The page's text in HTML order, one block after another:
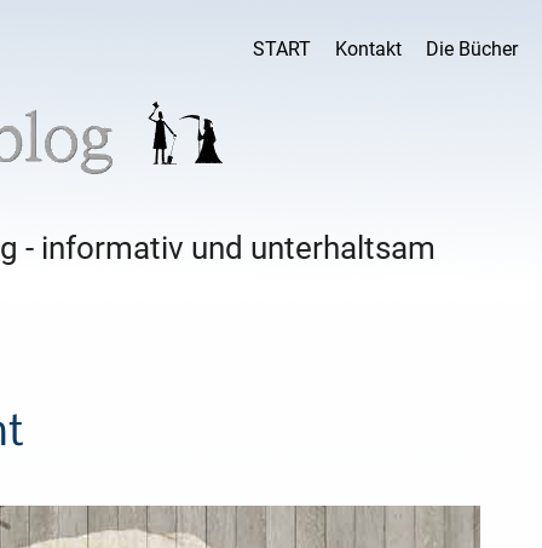
START Kontakt Die Bücher
- informativ und unterhaltsam